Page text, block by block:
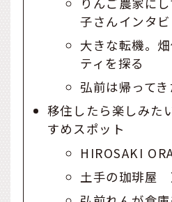
子さんインタ
大きな転機。
ティを探る
弘前は帰って
移住したら楽しみた
すめスポット
HIROSAKI
土手の珈琲屋